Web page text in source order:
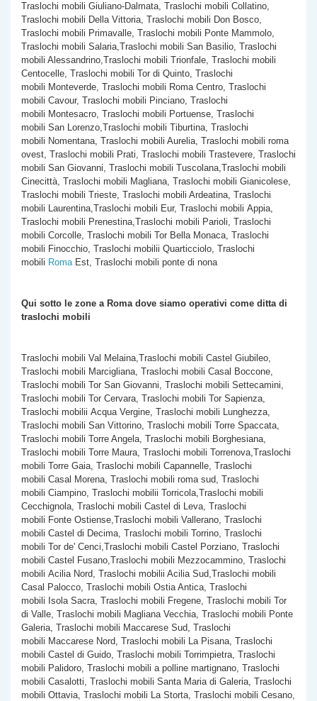
Traslochi mobili Giuliano-Dalmata, Traslochi mobili Collatino,
Traslochi mobili Della Vittoria, Traslochi mobili Don Bosco,
Traslochi mobili Primavalle, Traslochi mobili Ponte Mammolo,
Traslochi mobili Salaria,Traslochi mobili San Basilio, Traslochi
mobili Alessandrino,Traslochi mobili Trionfale, Traslochi mobili
Centocelle, Traslochi mobili Tor di Quinto, Traslochi
mobili Monteverde, Traslochi mobili Roma Centro, Traslochi
mobili Cavour, Traslochi mobili Pinciano, Traslochi
mobili Montesacro, Traslochi mobili Portuense, Traslochi
mobili San Lorenzo,Traslochi mobili Tiburtina, Traslochi
mobili Nomentana, Traslochi mobili Aurelia, Traslochi mobili roma
ovest, Traslochi mobili Prati, Traslochi mobili Trastevere, Traslochi
mobili San Giovanni, Traslochi mobili Tuscolana,Traslochi mobili
Cinecittà, Traslochi mobili Magliana, Traslochi mobili Gianicolese,
Traslochi mobili Trieste, Traslochi mobili Ardeatina, Traslochi
mobili Laurentina,Traslochi mobili Eur, Traslochi mobili Appia,
Traslochi mobili Prenestina,Traslochi mobili Parioli, Traslochi
mobili Corcolle, Traslochi mobili Tor Bella Monaca, Traslochi
mobili Finocchio, Traslochi mobilii Quarticciolo, Traslochi
mobili RomaEst, Traslochi mobili ponte di nona
Qui sotto le zone a Roma dove siamo operativi come ditta di
traslochi mobili
Traslochi mobili Val Melaina,Traslochi mobili Castel Giubileo,
Traslochi mobili Marcigliana, Traslochi mobili Casal Boccone,
Traslochi mobili Tor San Giovanni, Traslochi mobili Settecamini,
Traslochi mobili Tor Cervara, Traslochi mobili Tor Sapienza,
Traslochi mobilii Acqua Vergine, Traslochi mobili Lunghezza,
Traslochi mobili San Vittorino, Traslochi mobili Torre Spaccata,
Traslochi mobili Torre Angela, Traslochi mobili Borghesiana,
Traslochi mobili Torre Maura, Traslochi mobili Torrenova,Traslochi
mobili Torre Gaia, Traslochi mobili Capannelle, Traslochi
mobili Casal Morena, Traslochi mobili roma sud, Traslochi
mobili Ciampino, Traslochi mobilii Torricola,Traslochi mobili
Cecchignola, Traslochi mobili Castel di Leva, Traslochi
mobili Fonte Ostiense,Traslochi mobili Vallerano, Traslochi
mobili Castel di Decima, Traslochi mobili Torrino, Traslochi
mobili Tor de' Cenci,Traslochi mobili Castel Porziano, Traslochi
mobili Castel Fusano,Traslochi mobili Mezzocammino, Traslochi
mobili Acilia Nord, Traslochi mobilii Acilia Sud,Traslochi mobili
Casal Palocco, Traslochi mobili Ostia Antica, Traslochi
mobili Isola Sacra, Traslochi mobili Fregene, Traslochi mobili Tor
di Valle, Traslochi mobili Magliana Vecchia, Traslochi mobili Ponte
Galeria, Traslochi mobili Maccarese Sud, Traslochi
mobili Maccarese Nord, Traslochi mobili La Pisana, Traslochi
mobili Castel di Guido, Traslochi mobili Torrimpietra, Traslochi
mobili Palidoro, Traslochi mobili a polline martignano, Traslochi
mobili Casalotti, Traslochi mobili Santa Maria di Galeria, Traslochi
mobili Ottavia, Traslochi mobili La Storta, Traslochi mobili Cesano,